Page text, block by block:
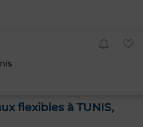
flexibles à TUNIS,